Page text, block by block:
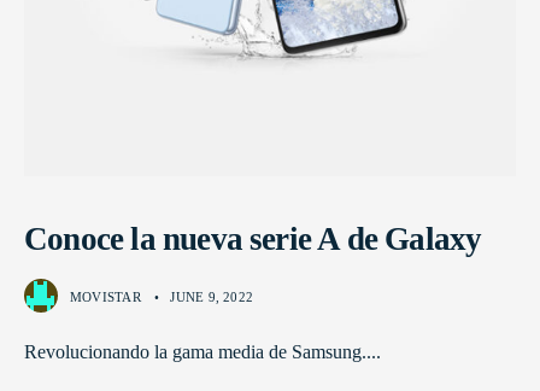
Conoce la nueva serie A de Galaxy
MOVISTAR • JUNE 9, 2022
Revolucionando la gama media de Samsung....